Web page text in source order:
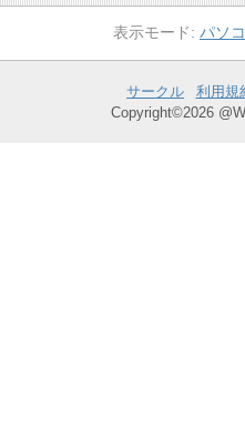
パソ
サークル 利用規
Copyright©2026